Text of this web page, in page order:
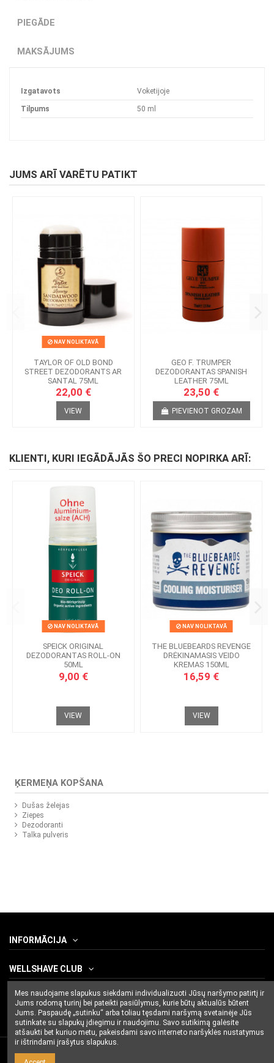
PIEGĀDE
MAKSĀJUMS
Izgatavots Voketijoje
Tilpums 50 ml
JUMS ARĪ VARĒTU PATIKT
NAV NOLIKTAVĀ
TAYLOR OF OLD BOND
STREET DEZODORANTS AR
SANTAL 75ML
22,00 €
VIEW
GEO F. TRUMPER
DEZODORANTAS SPANISH
LEATHER 75ML
23,50 €
PIEVIENOT GROZAM
KLIENTI, KURI IEGĀDĀJĀS ŠO PRECI NOPIRKA ARĪ:
NAV NOLIKTAVĀ
SPEICK ORIGINAL
DEZODORANTAS ROLL-ON
50ML
9,00 €
VIEW
NAV NOLIKTAVĀ
THE BLUEBEARDS REVENGE
DRĖKINAMASIS VEIDO
KREMAS 150ML
16,59 €
VIEW
ĶERMEŅA KOPŠANA
Dušas želejas
Ziepes
Dezodoranti
Talka pulveris
INFORMĀCIJA
WELLSHAVE CLUB
CONTACT US
Mes naudojame slapukus siekdami individualizuoti Jūsų naršymo patirtį ir
Jums rodomą turinį bei pateikti pasiūlymus, kurie būtų aktualūs būtent
Jums. Paspaudę „sutinku“ arba toliau tęsdami naršymą svetainėje Jūs
sutinkate su slapukų įdiegimu ir naudojimu. Savo sutikimą galėsite
atšaukti bet kuriuo metu, pakeisdami savo interneto naršyklės nustatymus
ir ištrindami įrašytus slapukus.